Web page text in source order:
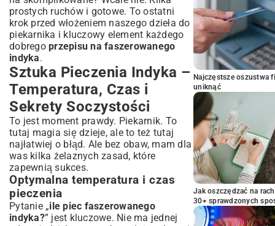
prostych ruchów i gotowe. To ostatni
krok przed włożeniem naszego dzieła do
piekarnika i kluczowy element każdego
dobrego przepisu na faszerowanego
indyka.
Sztuka Pieczenia Indyka –
Temperatura, Czas i
Sekrety Soczystości
To jest moment prawdy. Piekarnik. To
tutaj magia się dzieje, ale to też tutaj
najłatwiej o błąd. Ale bez obaw, mam dla
was kilka żelaznych zasad, które
zapewnią sukces.
Optymalna temperatura i czas
pieczenia
Pytanie „ile piec faszerowanego
indyka?” jest kluczowe. Nie ma jednej
Najczęstsze oszustwa
uniknąć
Jak oszczędzać na
30+ sprawdzonych